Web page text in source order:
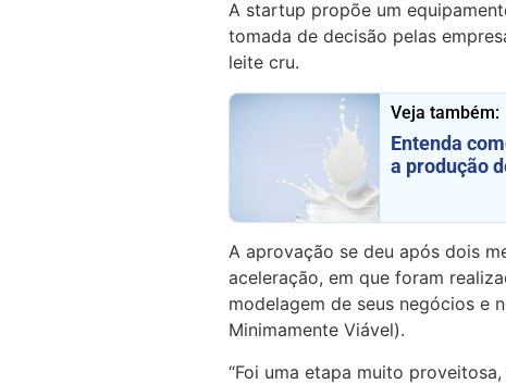
A startup propõe um
tomada de decisão pelas
leite cru.
Veja também:
Entenda
a produção
A aprovação se deu após dois
aceleração, em que foram
modelagem de seus negócios e
Minimamente Viável).
“Foi uma etapa muito